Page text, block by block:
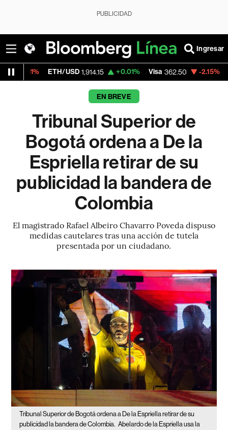
PUBLICIDAD
Ingresar
USD 1,914.15 +0.01% Visa 362.50 -2.15% MercadoLibre
EN BREVE
Tribunal Superior de
Bogotá ordena a De la
Espriella retirar de su
publicidad la bandera de
Colombia
El magistrado Rafael Albeiro Chavarro Poveda dispuso
medidas cautelares tras una acción de tutela
presentada por un ciudadano.
Tribunal Superior de Bogotá ordena a De la Espriella retirar de su
publicidad la bandera de Colombia. Abelardo de la Espriella usa la